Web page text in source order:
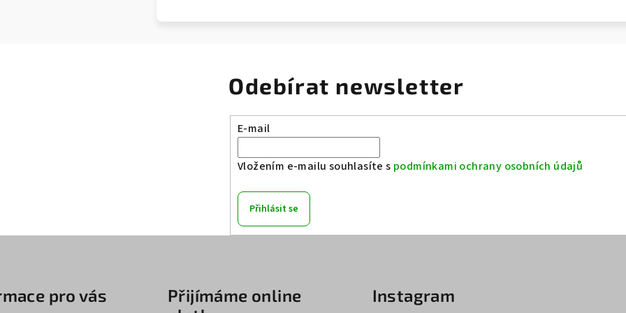
Odebírat newsletter
E-mail
Vložením e-mailu souhlasíte s podmínkami ochrany osobních údajů
Přihlásit se
pro vás
Přijímáme online
Instagram